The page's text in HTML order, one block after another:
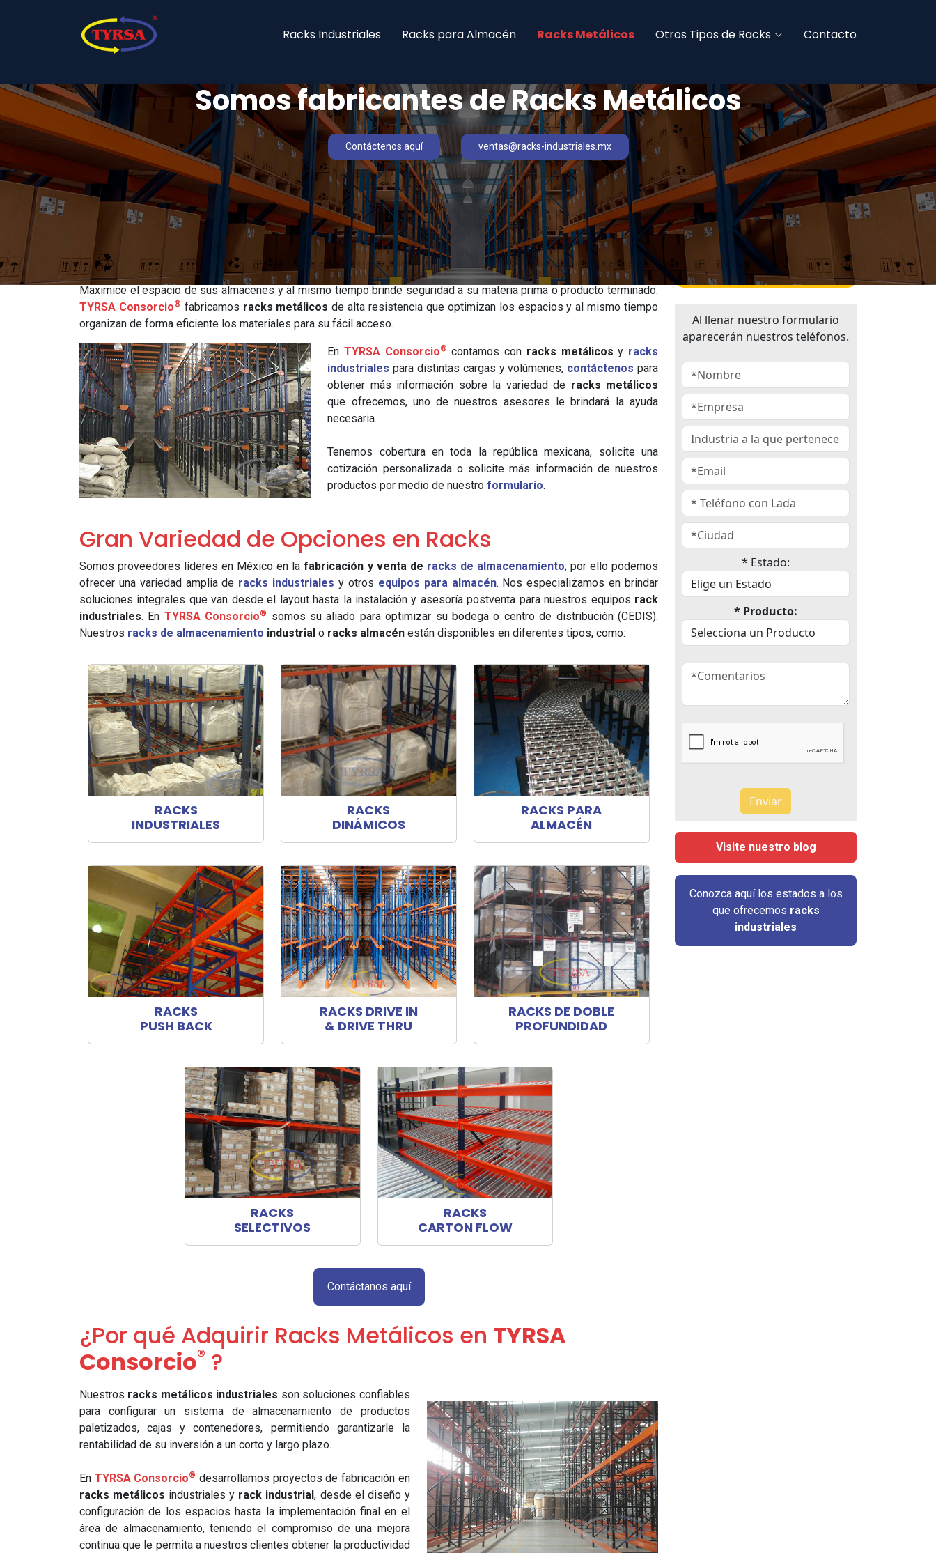
Racks Industriales Racks para Almacén Racks Metálicos Otros Tipos de Racks Contacto
Somos fabricantes de Racks Metálicos
Contáctenos aquí ventas@racks-industriales.mx
Racks Metálicos
Maximice el espacio de sus almacenes y al mismo tiempo brinde seguridad a su materia prima o producto terminado.
TYRSA Consorcio® fabricamos racks metálicos de alta resistencia que optimizan los espacios y al mismo tiempo
organizan de forma eficiente los materiales para su fácil acceso.
En TYRSA Consorcio® contamos con racks metálicos y racks
industriales para distintas cargas y volúmenes, contáctenos para
obtener más información sobre la variedad de racks metálicos
que ofrecemos, uno de nuestros asesores le brindará la ayuda
necesaria.
Tenemos cobertura en toda la república mexicana, solicite una
cotización personalizada o solicite más información de nuestros
productos por medio de nuestroformulario.
Gran Variedad de Opciones en Racks
Somos proveedores líderes en México en lafabricación y venta de racks de almacenamiento; por ello podemos
ofrecer una variedad amplia de racks industriales y otros equipos para almacén. Nos especializamos en brindar
soluciones integrales que van desde el layout hasta la instalación y asesoría postventa para nuestros equipos rack
industriales. En TYRSA Consorcio®
somos su aliado para optimizar su bodega o centro de distribución (CEDIS).
Nuestros racks de almacenamiento industrial o racks almacén están disponibles en diferentes tipos, como:
RACKS
INDUSTRIALES
RACKS
DINÁMICOS
RACKS PARA
ALMACÉN
RACKS
PUSH BACK
RACKS DRIVE IN
& DRIVE THRU
RACKS DE DOBLE
PROFUNDIDAD
RACKS
SELECTIVOS
RACKS
CARTON FLOW
Contáctanos aquí
¿Por qué Adquirir Racks Metálicos en TYRSA
Consorcio® ?
Nuestros racks metálicos industriales son soluciones confiables
para configurar un sistema de almacenamiento de productos
paletizados, cajas y contenedores, permitiendo garantizarle la
rentabilidad de su inversión a un corto y largo plazo.
En TYRSA Consorcio® desarrollamos proyectos de fabricación en
racks metálicos industriales y rack industrial, desde el diseño y
configuración de los espacios hasta la implementación final en el
área de almacenamiento, teniendo el compromiso de una mejora
continua que le permita a nuestros clientes obtener la productividad
Fabricamos Todo Tipo de Racks
Metálicos
Al llenar nuestro formulario
aparecerán nuestros teléfonos.
* Estado:
* Producto:
Visite nuestro blog
Conozca aquí los estados a los
que ofrecemos racks
industriales